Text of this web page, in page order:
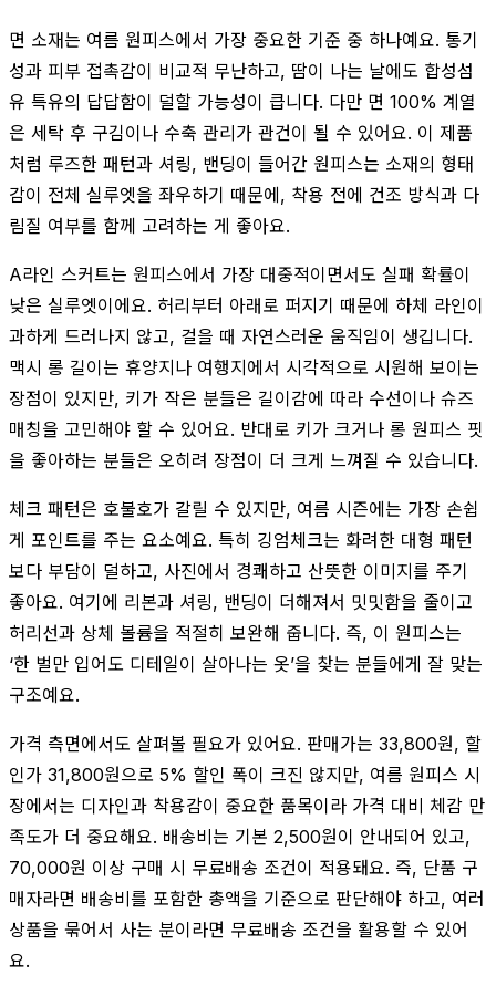
면 소재는 여름 원피스에서 가장 중요한 기준 중 하나예요. 통기
성과 피부 접촉감이 비교적 무난하고, 땀이 나는 날에도 합성섬
유 특유의 답답함이 덜할 가능성이 큽니다. 다만 면 100% 계열
은 세탁 후 구김이나 수축 관리가 관건이 될 수 있어요. 이 제품
처럼 루즈한 패턴과 셔링, 밴딩이 들어간 원피스는 소재의 형태
감이 전체 실루엣을 좌우하기 때문에, 착용 전에 건조 방식과 다
림질 여부를 함께 고려하는 게 좋아요.
A라인 스커트는 원피스에서 가장 대중적이면서도 실패 확률이
낮은 실루엣이에요. 허리부터 아래로 퍼지기 때문에 하체 라인이
과하게 드러나지 않고, 걸을 때 자연스러운 움직임이 생깁니다.
맥시 롱 길이는 휴양지나 여행지에서 시각적으로 시원해 보이는
장점이 있지만, 키가 작은 분들은 길이감에 따라 수선이나 슈즈
매칭을 고민해야 할 수 있어요. 반대로 키가 크거나 롱 원피스 핏
을 좋아하는 분들은 오히려 장점이 더 크게 느껴질 수 있습니다.
체크 패턴은 호불호가 갈릴 수 있지만, 여름 시즌에는 가장 손쉽
게 포인트를 주는 요소예요. 특히 깅엄체크는 화려한 대형 패턴
보다 부담이 덜하고, 사진에서 경쾌하고 산뜻한 이미지를 주기
좋아요. 여기에 리본과 셔링, 밴딩이 더해져서 밋밋함을 줄이고
허리선과 상체 볼륨을 적절히 보완해 줍니다. 즉, 이 원피스는
‘한 벌만 입어도 디테일이 살아나는 옷’을 찾는 분들에게 잘 맞는
구조예요.
가격 측면에서도 살펴볼 필요가 있어요. 판매가는 33,800원, 할
인가 31,800원으로 5% 할인 폭이 크진 않지만, 여름 원피스 시
장에서는 디자인과 착용감이 중요한 품목이라 가격 대비 체감 만
족도가 더 중요해요. 배송비는 기본 2,500원이 안내되어 있고,
70,000원 이상 구매 시 무료배송 조건이 적용돼요. 즉, 단품 구
매자라면 배송비를 포함한 총액을 기준으로 판단해야 하고, 여러
상품을 묶어서 사는 분이라면 무료배송 조건을 활용할 수 있어
요.